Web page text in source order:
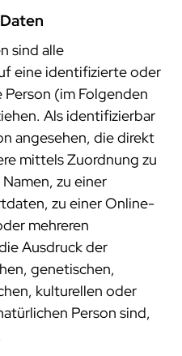
sind alle
eine identifizierte oder
(im Folgenden
Als identifizierbar
angesehen, die direkt
mittels Zuordnung zu
zu einer
zu einer Online-
mehreren
Ausdruck der
genetischen,
kulturellen oder
Person sind,